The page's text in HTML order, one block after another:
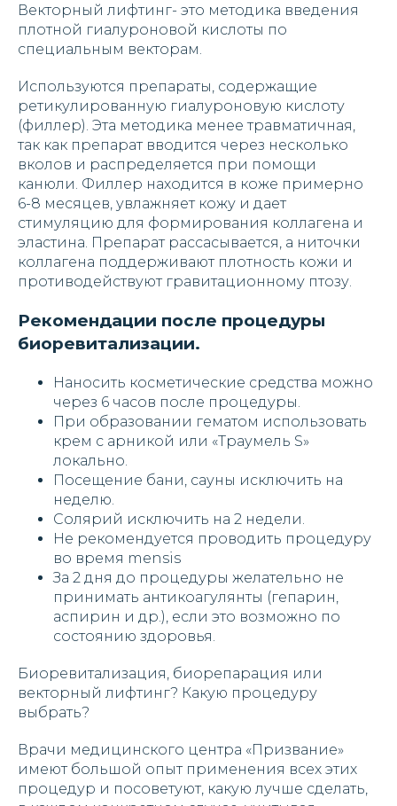
Векторный лифтинг- это методика введения
плотной гиалуроновой кислоты по
специальным векторам.
Используются препараты, содержащие
ретикулированную гиалуроновую кислоту
(филлер). Эта методика менее травматичная,
так как препарат вводится через несколько
вколов и распределяется при помощи
канюли. Филлер находится в коже примерно
6-8 месяцев, увлажняет кожу и дает
стимуляцию для формирования коллагена и
эластина. Препарат рассасывается, а ниточки
коллагена поддерживают плотность кожи и
противодействуют гравитационному птозу.
Рекомендации после процедуры
биоревитализации.
Наносить косметические средства можно
через 6 часов после процедуры.
При образовании гематом использовать
крем с арникой или «Траумель S»
локально.
Посещение бани, сауны исключить на
неделю.
Солярий исключить на 2 недели.
Не рекомендуется проводить процедуру
во время mensis
За 2 дня до процедуры желательно не
принимать антикоагулянты (гепарин,
аспирин и др.), если это возможно по
состоянию здоровья.
Биоревитализация, биорепарация или
векторный лифтинг? Какую процедуру
выбрать?
Врачи медицинского центра «Призвание»
имеют большой опыт применения всех этих
процедур и посоветуют, какую лучше сделать,